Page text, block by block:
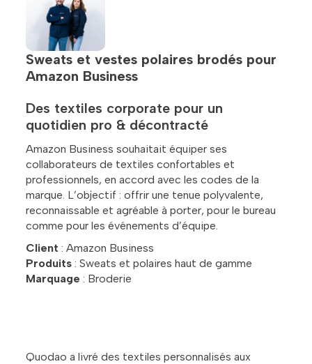
Sweats et vestes polaires brodés pour
Amazon Business
Des textiles corporate pour un
quotidien pro & décontracté
Amazon Business souhaitait équiper ses
collaborateurs de textiles confortables et
professionnels, en accord avec les codes de la
marque. L’objectif : offrir une tenue polyvalente,
reconnaissable et agréable à porter, pour le bureau
comme pour les événements d’équipe.
Client : Amazon Business
Produits : Sweats et polaires haut de gamme
Marquage : Broderie
Quodao a livré des textiles personnalisés aux